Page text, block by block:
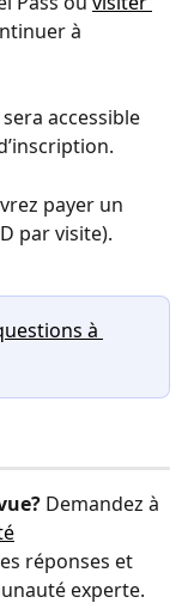
à
accessible
payer un
par visite).
à
Demandez à
réponses et
experte.